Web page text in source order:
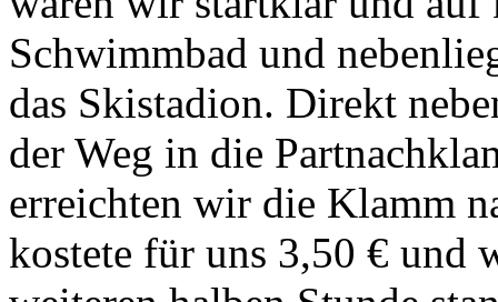
Schwimmbad und
das Skistadion. Direkt
der Weg in die
erreichten wir die Klamm
kostete für uns 3,50 € und